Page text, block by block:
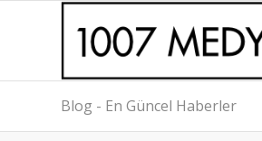
Blog - En Güncel Haberler